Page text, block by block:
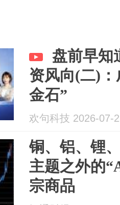
盘前早知
资风向(二)
金石”
欢句科技 2026-07-
铜、铝、锂
主题之外的
宗商品